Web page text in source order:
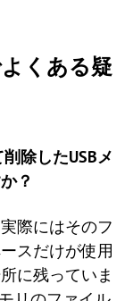
くある疑
除したUSBメ
？
際にはそのフ
スだけが使用
に残っていま